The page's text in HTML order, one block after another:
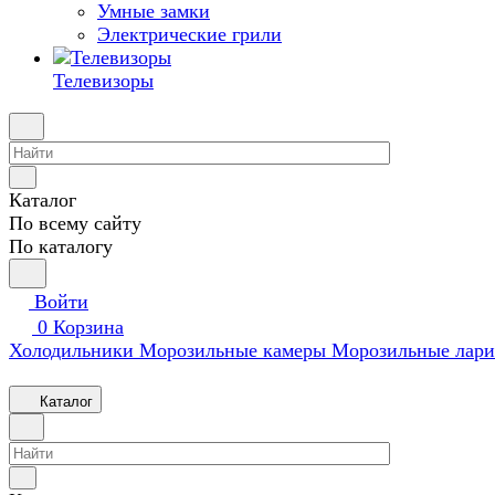
Умные замки
Электрические грили
Телевизоры
Каталог
По всему сайту
По каталогу
Войти
0 Корзина
Холодильники Морозильные камеры Морозильные лари
Каталог